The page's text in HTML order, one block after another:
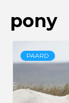
pony
PAARD